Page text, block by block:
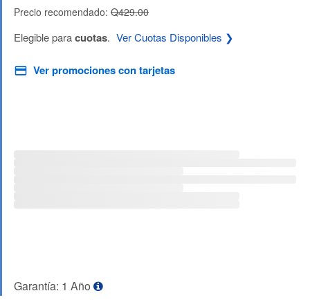
Precio recomendado: Q429.00
Elegible paracuotas. Ver Cuotas Disponibles ❯
Ver promociones con tarjetas
Garantía: 1 Año